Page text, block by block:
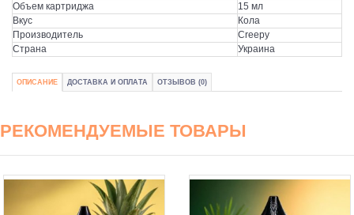
Объем картриджа
15 мл
Вкус
Кола
Производитель
Creepy
Страна
Украина
ОПИСАНИЕ ДОСТАВКА И ОПЛАТА ОТЗЫВОВ (0)
РЕКОМЕНДУЕМЫЕ ТОВАРЫ